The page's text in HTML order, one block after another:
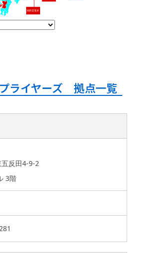
関西営業所
ライヤーズ 拠点一覧
反田4-9-2
3階